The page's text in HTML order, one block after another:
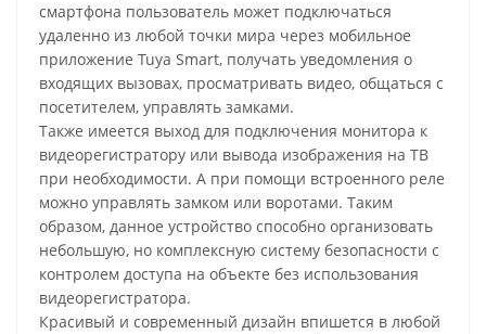
смартфона пользователь может подключаться
удаленно из любой точки мира через мобильное
приложение Tuya Smart, получать уведомления о
входящих вызовах, просматривать видео, общаться с
посетителем, управлять замками.
Также имеется выход для подключения монитора к
видеорегистратору или вывода изображения на ТВ
при необходимости. А при помощи встроенного реле
можно управлять замком или воротами. Таким
образом, данное устройство способно организовать
небольшую, но комплексную систему безопасности с
контролем доступа на объекте без использования
видеорегистратора.
Красивый и современный дизайн впишется в любой